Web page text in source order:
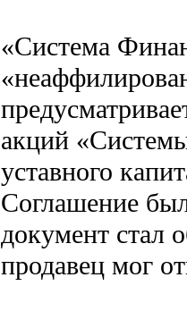
«Система
акций
уставного
Соглашение
документ стал
продавец мог